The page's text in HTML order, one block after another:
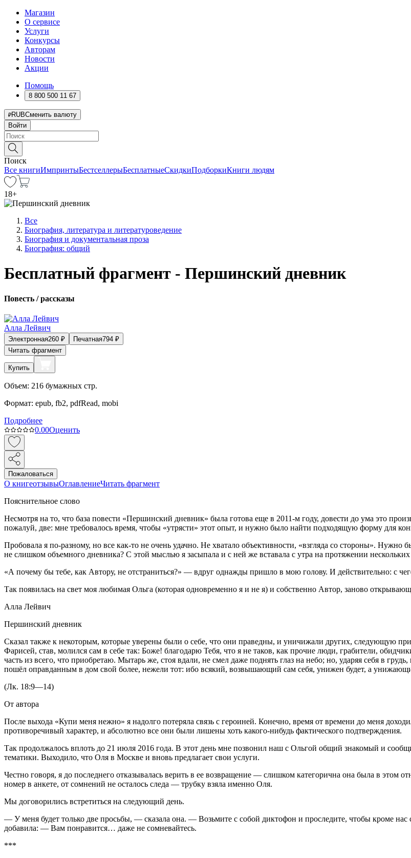
Магазин
О сервисе
Услуги
Конкурсы
Авторам
Новости
Акции
Помощь
8 800 500 11 67
RUBСменить валюту
Войти
Поиск
Все книгиИмпринтыБестселлерыБесплатныеСкидкиПодборкиКниги людям
18+
Все
Биография, литература и литературоведение
Биография и документальная проза
Биография: общий
Бесплатный фрагмент - Першинский дневник
Повесть / рассказы
Алла Лейвич
Электронная260 ₽ Печатная794 ₽
Читать фрагмент
Купить
Объем: 216 бумажных стр.
Формат: epub, fb2, pdfRead, mobi
Подробнее
0.00Оценить
Пожаловаться
О книгеотзывыОглавлениеЧитать фрагмент
Пояснительное слово
Несмотря на то, что база повести «Першинский дневник» была готова еще в 2011-м году, довести до ума это
пожалуй, две: мне требовалось время, чтобы «утрясти» этот опыт, и нужно было найти подходящую форму для
Пробовала я по-разному, но все как-то не очень удачно. Не хватало объективности, «взгляда со стороны».
не слишком объемного дневника? С этой мыслью я засыпала и с ней же вставала с утра на протяжении нескольких
«А почему бы тебе, как Автору, не отстраниться?» — вдруг однажды пришло в мою голову. И действительно: с
Так появилась на свет моя любимая Ольга (которая одновременно я и не я) и собственно Автор, заново
Алла Лейвич
Першинский дневник
Сказал также к некоторым, которые уверены были о себе, что они праведны, и уничижали других, следующую
Фарисей, став, молился сам в себе так: Боже! благодарю Тебя, что я не таков, как прочие люди, грабители,
часть из всего, что приобретаю. Мытарь же, стоя вдали, не смел даже поднять глаз на небо; но, ударяя себя в
пошёл оправданным в дом свой более, нежели тот: ибо всякий, возвышающий сам себя, унижен будет, а
(Лк. 18:9—14)
От автора
После выхода «Купи меня нежно» я надолго потеряла связь с героиней. Конечно, время от времени до меня
противоречивый характер, и абсолютно все они были лишены хоть какого-нибудь фактического подтверждения.
Так продолжалось вплоть до 21 июля 2016 года. В этот день мне позвонил наш с Ольгой общий знакомый и
тематики. Выходило, что Оля в Москве и вновь предлагает свои услуги.
Честно говоря, я до последнего отказывалась верить в ее возвращение — слишком категорична она была в этом
номер в анкете, от сомнений не осталось следа — трубку взяла именно Оля.
Мы договорились встретиться на следующий день.
— У меня будет только две просьбы, — сказала она. — Возьмите с собой диктофон и проследите, чтобы кроме
добавила: — Вам понравится… даже не сомневайтесь.
***